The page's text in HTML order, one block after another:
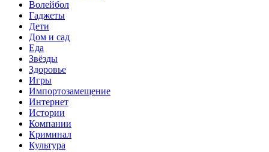
Волейбол
Гаджеты
Дети
Дом и сад
Еда
Звёзды
Здоровье
Игры
Импортозамещение
Интернет
Истории
Компании
Криминал
Культура